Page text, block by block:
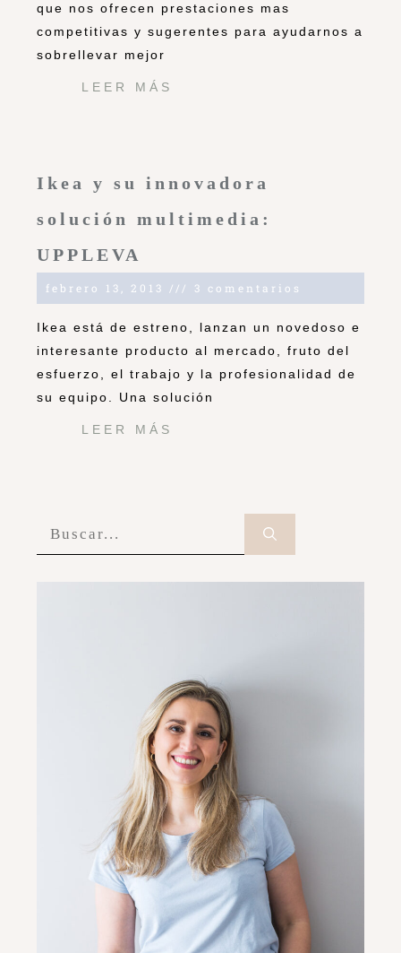
que nos ofrecen prestaciones mas
competitivas y sugerentes para ayudarnos a
sobrellevar mejor
LEER MÁS
Ikea y su innovadora
solución multimedia:
UPPLEVA
febrero 13, 2013 3 comentarios
Ikea está de estreno, lanzan un novedoso e
interesante producto al mercado, fruto del
esfuerzo, el trabajo y la profesionalidad de
su equipo. Una solución
LEER MÁS